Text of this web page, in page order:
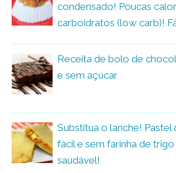
condensado! Poucas
carboidratos (low carb)!
Receita de bolo de
e sem açúcar
Substitua o lanche! Pastel
fácil e sem farinha de
saudável!